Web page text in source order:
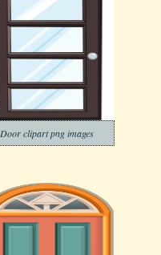
Door clipart png images